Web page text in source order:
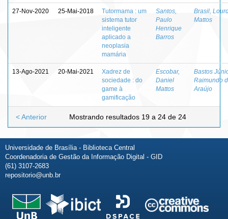
27-Nov-2020 25-Mai-2018
Tutormama : um
sistema tutor
inteligente
aplicado a
neoplasia
mamária
Santos,
Paulo
Henrique
Barros
Brasil,
Mattos
13-Ago-2021 20-Mai-2021
Xadrez de
sociedade : do
game à
gamificação
Escobar,
Daniel
Mattos
Bastos
Raimundo
Araújo
Mostrando resultados 19 a 24 de 24
< Anterior
Universidade de Brasília - Biblioteca Central
Coordenadoria de Gestão da Informação Digital - GID
(61) 3107-2683
repositorio@unb.br